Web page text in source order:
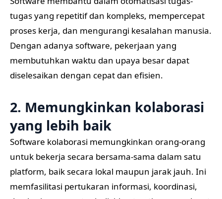
tugas yang repetitif dan kompleks, mempercepat
proses kerja, dan mengurangi kesalahan manusia.
Dengan adanya software, pekerjaan yang
membutuhkan waktu dan upaya besar dapat
diselesaikan dengan cepat dan efisien.
2. Memungkinkan kolaborasi
yang lebih baik
Software kolaborasi memungkinkan orang-orang
untuk bekerja secara bersama-sama dalam satu
platform, baik secara lokal maupun jarak jauh. Ini
memfasilitasi pertukaran informasi, koordinasi,